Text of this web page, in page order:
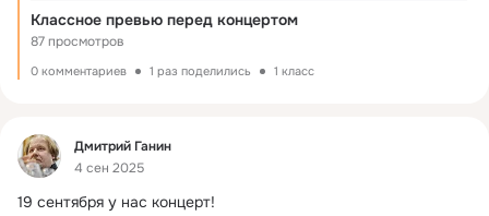
Классное превью перед концертом
87 просмотров
0 комментариев 1 раз поделились 1 класс
Фид
Дмитрий Ганин
4 сен 2025
19 сентября у нас концерт!